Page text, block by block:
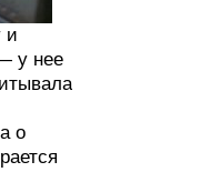
и
у нее
о